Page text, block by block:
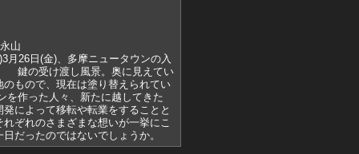
山
月26日(金)、多摩ニュータウンの入
鍵の受け渡し風景。奥に見えてい
もので、現在は塗り替えられてい
作った人々、新たに越してきた
によって移転や転業をすることと
ぞれのさまざまな想いが一挙にこ
だったのではないでしょうか。